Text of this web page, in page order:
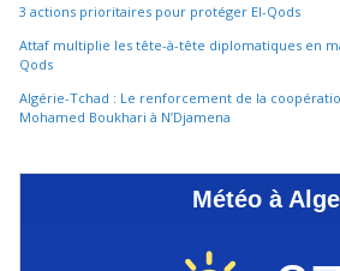
3 actions prioritaires pour protéger El-Qods
Attaf multiplie les tête-à-tête diplomatiques en
Qods
Algérie-Tchad : Le renforcement de la
Mohamed Boukhari à N’Djamena
Météo à